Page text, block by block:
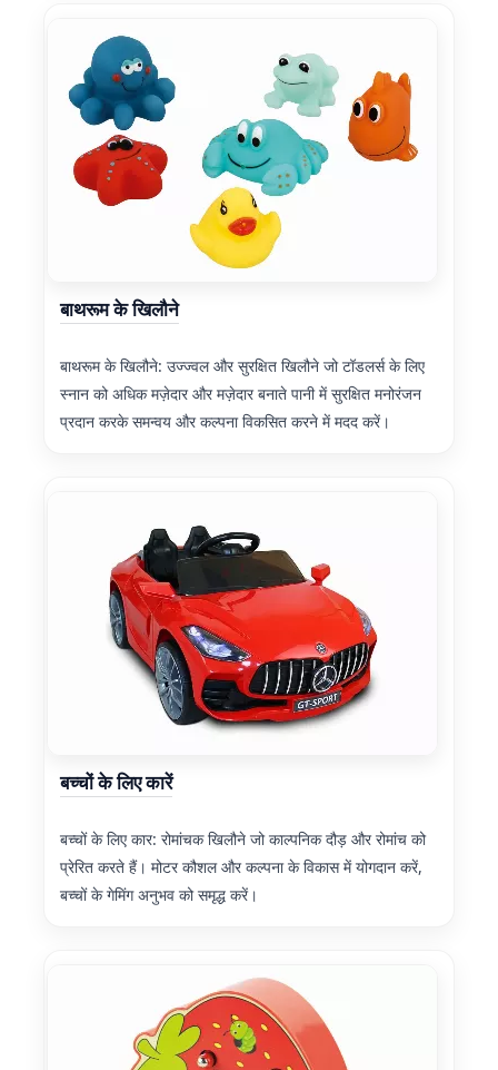
बाथरूम के खिलौने
बाथरूम के खिलौने: उज्ज्वल और सुरक्षित खिलौने जो टॉडलर्स के लिए
स्नान को अधिक मज़ेदार और मज़ेदार बनाते पानी में सुरक्षित मनोरंजन
प्रदान करके समन्वय और कल्पना विकसित करने में मदद करें।
बच्चों के लिए कारें
बच्चों के लिए कार: रोमांचक खिलौने जो काल्पनिक दौड़ और रोमांच को
प्रेरित करते हैं। मोटर कौशल और कल्पना के विकास में योगदान करें,
बच्चों के गेमिंग अनुभव को समृद्ध करें।